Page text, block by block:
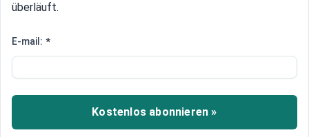
Indonesien gründet Task Force
Jakarta will den Außenhandel künftig stärker in
eigener Währung abwickeln und die Abhängigkeit
vom US-Dollar reduzieren. Der Vorstoß ist mit
überläuft.
E-mail: *
Kostenlos abonnieren »